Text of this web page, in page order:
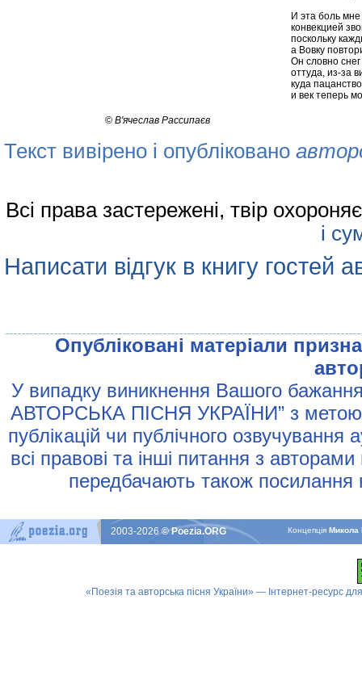
И эта боль
конвекцией
поскольку
а Вовку
Он словно
оттуда, из-за
куда
и век теперь
© В'ячеслав Рассипаєв
Текст вивірено і опубліковано
Всі права застережені, твір
і
Написати відгук в книгу гостей
Опублiкованi матерiали
У випадку виникнення Вашого
АВТОРСЬКА ПIСНЯ УКРАЇНИ” з метою
публiкацiй чи публiчного
всi правовi та iншi питання з
передбачають також
КонцепцiяМикола
2003-2026© Poezia.ORG
«Поезія та авторська пісня України» — Інтернет-ресурс